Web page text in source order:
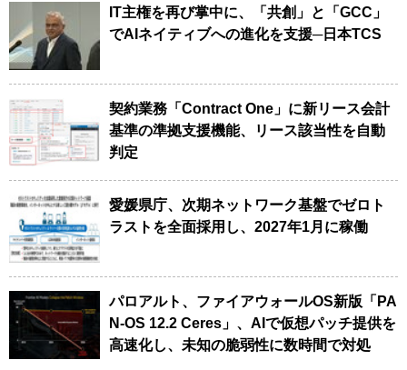
IT主権を再び掌中に、「共創」と「GCC」
でAIネイティブへの進化を支援─日本TCS
契約業務「Contract One」に新リース会計
基準の準拠支援機能、リース該当性を自動
判定
愛媛県庁、次期ネットワーク基盤でゼロト
ラストを全面採用し、2027年1月に稼働
パロアルト、ファイアウォールOS新版「PA
N-OS 12.2 Ceres」、AIで仮想パッチ提供を
高速化し、未知の脆弱性に数時間で対処